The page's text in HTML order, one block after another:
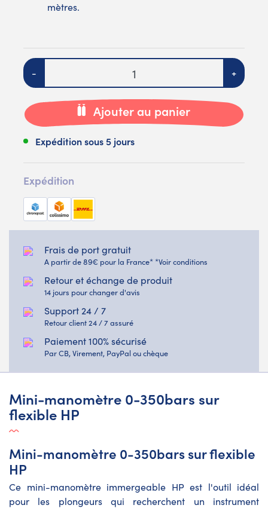
mètres.
Quantité
- +
Ajouter au panier
Expédition sous 5 jours
Expédition
Frais de port gratuit
A partir de 89€ pour la France* *Voir conditions
Retour et échange de produit
14 jours pour changer d'avis
Support 24 / 7
Retour client 24 / 7 assuré
Paiement 100% sécurisé
Par CB, Virement, PayPal ou chèque
Mini-manomètre 0-350bars sur
flexible HP
Mini-manomètre 0-350bars sur flexible
HP
Ce mini-manomètre immergeable HP est l'outil idéal
pour les plongeurs qui recherchent un instrument